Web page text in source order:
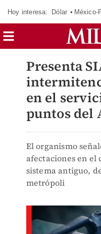
Hoy interesa: Dólar México-
Presenta
en el
puntos del
El organismo
afectaciones en el
sistema antiguo,
metrópoli